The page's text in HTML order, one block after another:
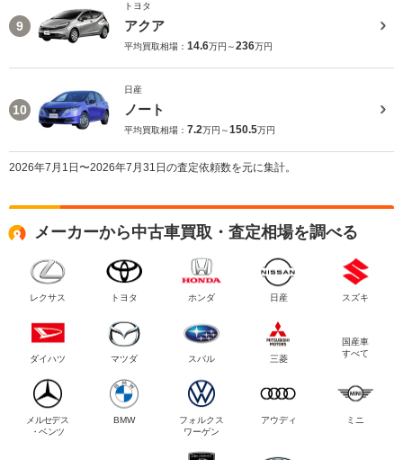
9
トヨタ
アクア
平均買取相場： 14.6万円～236万円
10
日産
ノート
平均買取相場： 7.2万円～150.5万円
2026年7月1日〜2026年7月31日の査定依頼数を元に集計。
メーカーから中古車買取・査定相場を調べる
レクサス トヨタ ホンダ 日産 スズキ
ダイハツ マツダ スバル 三菱
国産車
すべて
メルセデス
・ベンツ
BMW
フォルクス
ワーゲン
アウディ ミニ